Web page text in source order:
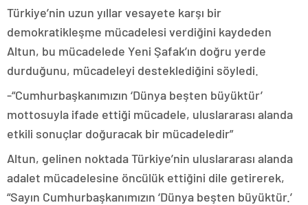
Türkiye’nin uzun yıllar vesayete karşı bir
demokratikleşme mücadelesi verdiğini kaydeden
Altun, bu mücadelede Yeni Şafak’ın doğru yerde
durduğunu, mücadeleyi desteklediğini söyledi.
-“Cumhurbaşkanımızın ‘Dünya beşten büyüktür’
mottosuyla ifade ettiği mücadele, uluslararası alanda
etkili sonuçlar doğuracak bir mücadeledir”
Altun, gelinen noktada Türkiye’nin uluslararası alanda
adalet mücadelesine öncülük ettiğini dile getirerek,
“Sayın Cumhurbaşkanımızın ‘Dünya beşten büyüktür.’